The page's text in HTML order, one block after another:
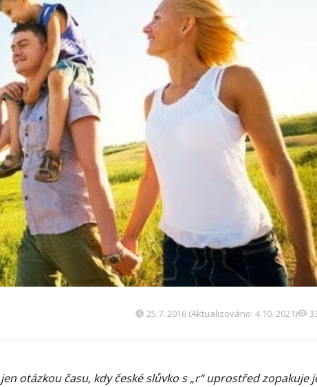
25.7. 2016 (Aktualizováno: 4.10. 2021)
otázkou času, kdy české slůvko s „r“ uprostřed zopakuje